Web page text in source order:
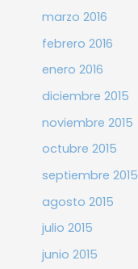
marzo 2016
febrero 2016
enero 2016
diciembre 2015
noviembre 2015
octubre 2015
septiembre 2015
agosto 2015
julio 2015
junio 2015